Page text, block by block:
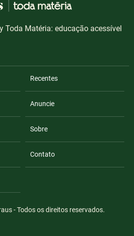
Toda Matéria: educação acessível
Recentes
Anuncie
Sobre
Contato
- Todos os direitos reservados.